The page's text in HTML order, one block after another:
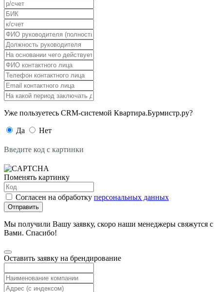
Уже пользуетесь CRM-системой Квартира.Бурмистр.ру?
Да Нет
Введите код с картинки
Поменять картинку
Согласен на обработку персональных данных
Отправить
Мы получили Вашу заявку, скоро наши менеджеры свяжутся с
Вами. Спасибо!
Оставить заявку на брендирование